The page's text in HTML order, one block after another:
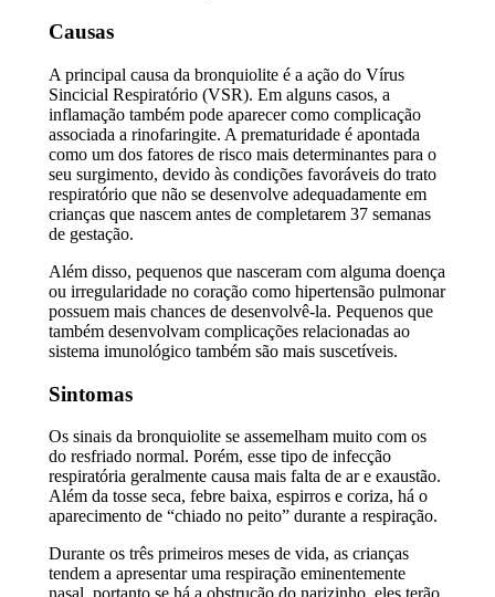
Causas
A principal causa da bronquiolite é a ação do Vírus
Sincicial Respiratório (VSR). Em alguns casos, a
inflamação também pode aparecer como complicação
associada a rinofaringite. A prematuridade é apontada
como um dos fatores de risco mais determinantes para o
seu surgimento, devido às condições favoráveis do trato
respiratório que não se desenvolve adequadamente em
crianças que nascem antes de completarem 37 semanas
de gestação.
Além disso, pequenos que nasceram com alguma doença
ou irregularidade no coração como hipertensão pulmonar
possuem mais chances de desenvolvê-la. Pequenos que
também desenvolvam complicações relacionadas ao
sistema imunológico também são mais suscetíveis.
Sintomas
Os sinais da bronquiolite se assemelham muito com os
do resfriado normal. Porém, esse tipo de infecção
respiratória geralmente causa mais falta de ar e exaustão.
Além da tosse seca, febre baixa, espirros e coriza, há o
aparecimento de “chiado no peito” durante a respiração.
Durante os três primeiros meses de vida, as crianças
tendem a apresentar uma respiração eminentemente